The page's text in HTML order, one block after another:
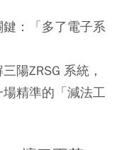
：「多了電子系
陽ZRSG 系統，
精準的「減法工